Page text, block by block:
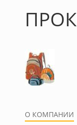
О КОМПАНИИ